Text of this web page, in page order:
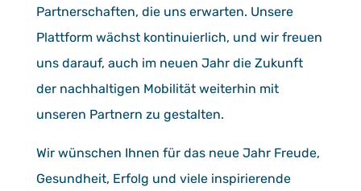
Partnerschaften, die uns erwarten. Unsere
Plattform wächst kontinuierlich, und wir freuen
uns darauf, auch im neuen Jahr die Zukunft
der nachhaltigen Mobilität weiterhin mit
unseren Partnern zu gestalten.
Wir wünschen Ihnen für das neue Jahr Freude,
Gesundheit, Erfolg und viele inspirierende